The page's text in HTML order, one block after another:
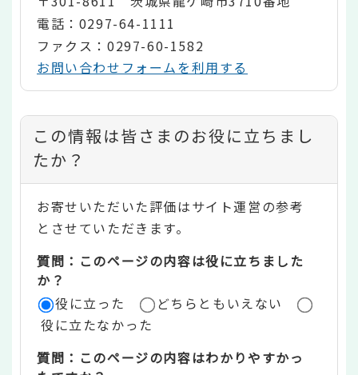
電話：0297-64-1111
ファクス：0297-60-1582
お問い合わせフォームを利用する
コ
ン
テ
ン
ツ
評
価
リ
この情報は皆さまのお役に立ちまし
たか？
お寄せいただいた評価はサイト運営の参考
とさせていただきます。
質問：このページの内容は役に立ちました
か？
役に立った
どちらともいえない
役に立たなかった
質問：このページの内容はわかりやすかっ